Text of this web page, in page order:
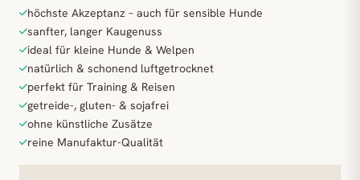
höchste Akzeptanz – auch für sensible Hunde
sanfter, langer Kaugenuss
ideal für kleine Hunde & Welpen
natürlich & schonend luftgetrocknet
perfekt für Training & Reisen
getreide-, gluten- & sojafrei
ohne künstliche Zusätze
reine Manufaktur-Qualität